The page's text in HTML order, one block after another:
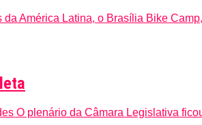
América Latina, o Brasília Bike
O plenário da Câmara Legislativa